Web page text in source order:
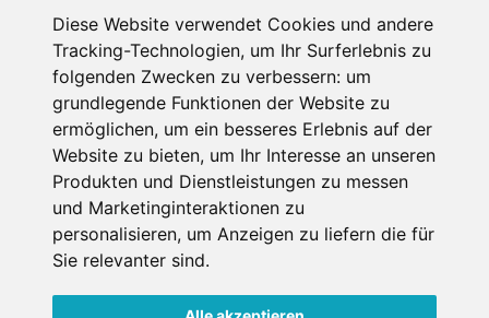
Diese Website verwendet Cookies und andere
Tracking-Technologien, um Ihr Surferlebnis zu
folgenden Zwecken zu verbessern: um
grundlegende Funktionen der Website zu
ermöglichen, um ein besseres Erlebnis auf der
Website zu bieten, um Ihr Interesse an unseren
Produkten und Dienstleistungen zu messen
und Marketinginteraktionen zu
personalisieren, um Anzeigen zu liefern die für
Sie relevanter sind.
Datenschutz
Nutzungsbedingungen
Kontakt
WEITERE PORTALE
Schneemenschen.de
Schneehoehen.de